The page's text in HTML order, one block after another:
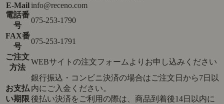
E-Mail info@receno.com
電話番
号
075-253-1790
FAX番
号
075-253-1791
ご注文
方法
WEBサイトの注文フォームよりお申し込みください
お支払
い期限
銀行振込・コンビニ決済の場合はご注文日から7日以
内にご入金ください。
後払い決済をご利用の際は、商品到着後14日以内に